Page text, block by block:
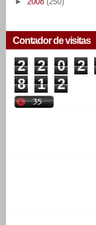
Contador de visitas
2 2 0 2
8
1 2